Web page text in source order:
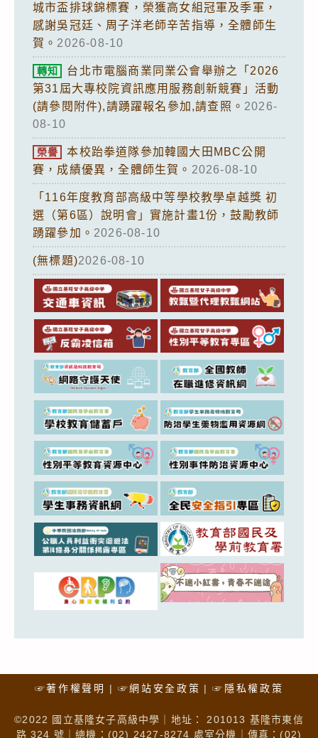
城市盃排球錦標賽，榮獲高女組冠軍及季軍，
感謝吳冠廷、周子洋老師辛苦指導，全體師生
賀。 2026-08-10
轉知
台北市電腦商業同業公會舉辦之「2026
第31屆大專校院資訊應用服務創新競賽」活動
(請參閱附件),請踴躍報名參加,請查照。 2026-
08-10
榮譽
本校跆拳道隊參加韓國大田MBC公開
賽，成績優異，全體師生賀。 2026-08-10
「116年度教育部高級中等學校教學卓越獎 初
選（第6區）說明會」實施計畫1份，鼓勵教師
踴躍參加。 2026-08-10
(無標題)2026-08-10
☞著作權聲明 ☞網站安全政策 ☞隱私權政策
©2022 國立基隆女子高級中學｜地址： 201013 基隆市東信
路 324 號｜總機：(02) 2427-8274 處室分機｜傳真：(02)